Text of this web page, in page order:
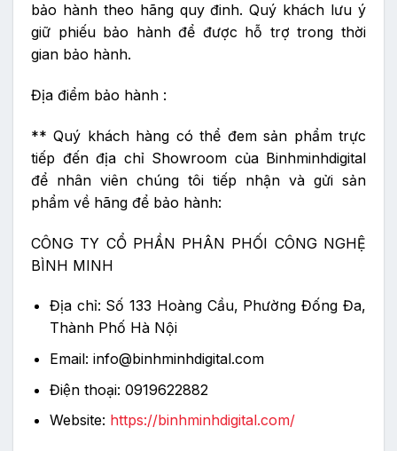
bảo hành theo hãng quy đinh. Quý khách lưu ý
giữ phiếu bảo hành để được hỗ trợ trong thời
gian bảo hành.
Địa điểm bảo hành :
** Quý khách hàng có thể đem sản phẩm trực
tiếp đến địa chỉ Showroom của Binhminhdigital
để nhân viên chúng tôi tiếp nhận và gửi sản
phẩm về hãng để bảo hành:
CÔNG TY CỔ PHẦN PHÂN PHỐI CÔNG NGHỆ
BÌNH MINH
Địa chỉ: Số 133 Hoàng Cầu, Phường Đống Đa,
Thành Phố Hà Nội
Email: info@binhminhdigital.com
Điện thoại: 0919622882
Website: https://binhminhdigital.com/